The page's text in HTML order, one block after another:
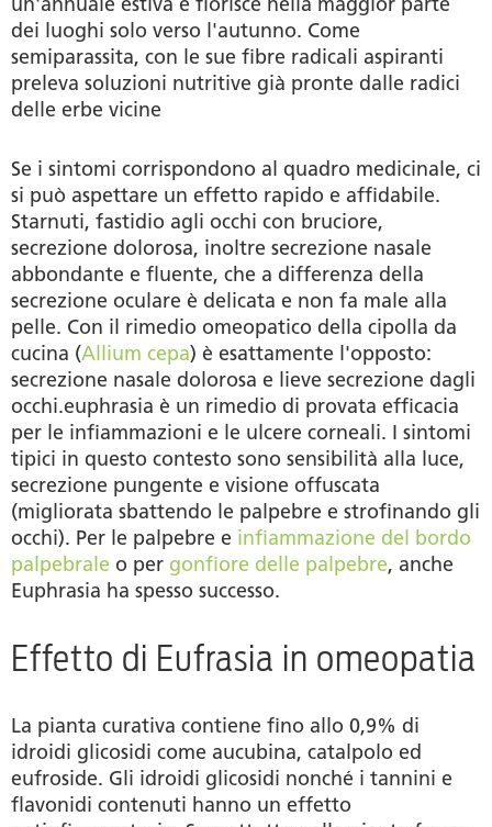
dei luoghi solo verso l'autunno. Come
semiparassita, con le sue fibre radicali aspiranti
preleva soluzioni nutritive già pronte dalle radici
delle erbe vicine
Se i sintomi corrispondono al quadro medicinale, ci
si può aspettare un effetto rapido e affidabile.
Starnuti, fastidio agli occhi con bruciore,
secrezione dolorosa, inoltre secrezione nasale
abbondante e fluente, che a differenza della
secrezione oculare è delicata e non fa male alla
pelle. Con il rimedio omeopatico della cipolla da
cucina (Allium cepa) è esattamente l'opposto:
secrezione nasale dolorosa e lieve secrezione dagli
occhi.euphrasia è un rimedio di provata efficacia
per le infiammazioni e le ulcere corneali. I sintomi
tipici in questo contesto sono sensibilità alla luce,
secrezione pungente e visione offuscata
(migliorata sbattendo le palpebre e strofinando gli
occhi). Per le palpebre e infiammazione del bordo
palpebrale o per gonfiore delle palpebre, anche
Euphrasia ha spesso successo.
Effetto di Eufrasia in omeopatia
La pianta curativa contiene fino allo 0,9% di
idroidi glicosidi come aucubina, catalpolo ed
eufroside. Gli idroidi glicosidi nonché i tannini e
flavonidi contenuti hanno un effetto